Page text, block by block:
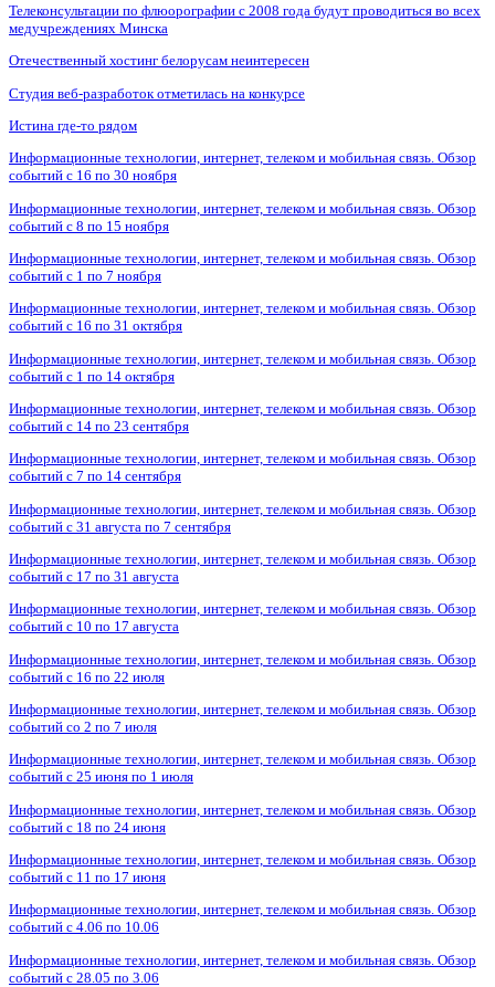
Телеконсультации по флюорографии с 2008 года будут проводиться во всех
медучреждениях Минска
Отечественный хостинг белорусам неинтересен
Студия веб-разработок отметилась на конкурсе
Истина где-то рядом
Информационные технологии, интернет, телеком и мобильная связь. Обзор
событий с 16 по 30 ноября
Информационные технологии, интернет, телеком и мобильная связь. Обзор
событий с 8 по 15 ноября
Информационные технологии, интернет, телеком и мобильная связь. Обзор
событий с 1 по 7 ноября
Информационные технологии, интернет, телеком и мобильная связь. Обзор
событий с 16 по 31 октября
Информационные технологии, интернет, телеком и мобильная связь. Обзор
событий с 1 по 14 октября
Информационные технологии, интернет, телеком и мобильная связь. Обзор
событий с 14 по 23 сентября
Информационные технологии, интернет, телеком и мобильная связь. Обзор
событий с 7 по 14 сентября
Информационные технологии, интернет, телеком и мобильная связь. Обзор
событий с 31 августа по 7 сентября
Информационные технологии, интернет, телеком и мобильная связь. Обзор
событий с 17 по 31 августа
Информационные технологии, интернет, телеком и мобильная связь. Обзор
событий с 10 по 17 августа
Информационные технологии, интернет, телеком и мобильная связь. Обзор
событий с 16 по 22 июля
Информационные технологии, интернет, телеком и мобильная связь. Обзор
событий со 2 по 7 июля
Информационные технологии, интернет, телеком и мобильная связь. Обзор
событий с 25 июня по 1 июля
Информационные технологии, интернет, телеком и мобильная связь. Обзор
событий с 18 по 24 июня
Информационные технологии, интернет, телеком и мобильная связь. Обзор
событий с 11 по 17 июня
Информационные технологии, интернет, телеком и мобильная связь. Обзор
событий с 4.06 по 10.06
Информационные технологии, интернет, телеком и мобильная связь. Обзор
событий с 28.05 по 3.06